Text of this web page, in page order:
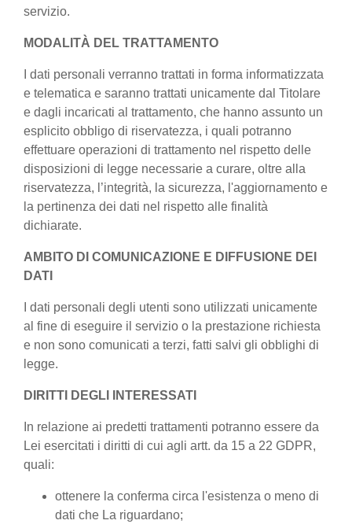
servizio.
MODALITÀ DEL TRATTAMENTO
I dati personali verranno trattati in forma informatizzata
e telematica e saranno trattati unicamente dal Titolare
e dagli incaricati al trattamento, che hanno assunto un
esplicito obbligo di riservatezza, i quali potranno
effettuare operazioni di trattamento nel rispetto delle
disposizioni di legge necessarie a curare, oltre alla
riservatezza, l’integrità, la sicurezza, l'aggiornamento e
la pertinenza dei dati nel rispetto alle finalità
dichiarate.
AMBITO DI COMUNICAZIONE E DIFFUSIONE DEI
DATI
I dati personali degli utenti sono utilizzati unicamente
al fine di eseguire il servizio o la prestazione richiesta
e non sono comunicati a terzi, fatti salvi gli obblighi di
legge.
DIRITTI DEGLI INTERESSATI
In relazione ai predetti trattamenti potranno essere da
Lei esercitati i diritti di cui agli artt. da 15 a 22 GDPR,
quali:
ottenere la conferma circa l'esistenza o meno di
dati che La riguardano;